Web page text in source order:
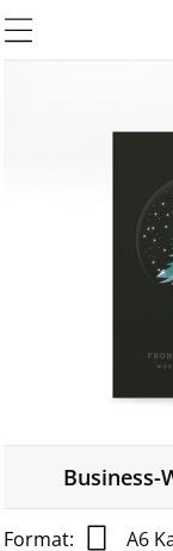
Business-
A6